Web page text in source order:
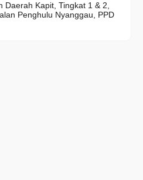
Daerah Kapit, Tingkat 1 & 2,
Penghulu Nyanggau, PPD